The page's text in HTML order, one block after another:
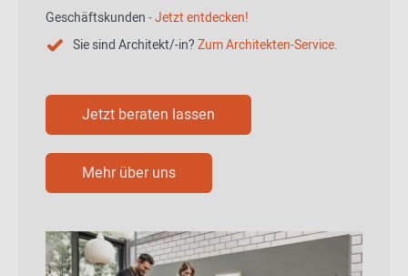
Geschäftskunden- Jetzt entdecken!
Sie sind Architekt/-in?Zum Architekten-Service.
Jetzt beraten lassen
Mehr über uns